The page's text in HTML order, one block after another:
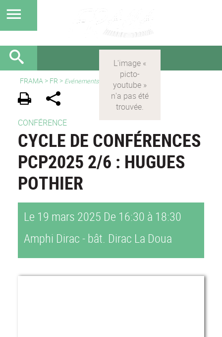
FRAMA > FR > Evénements
CONFÉRENCE
CYCLE DE CONFÉRENCES
PCP2025 2/6 : HUGUES
POTHIER
Le 19 mars 2025 De 16:30 à 18:30
Amphi Dirac - bât. Dirac La Doua